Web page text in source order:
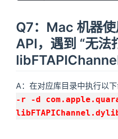
Q7：Mac 机器
API，遇到 “无法
A：在对应库目录中执行以
-r -d